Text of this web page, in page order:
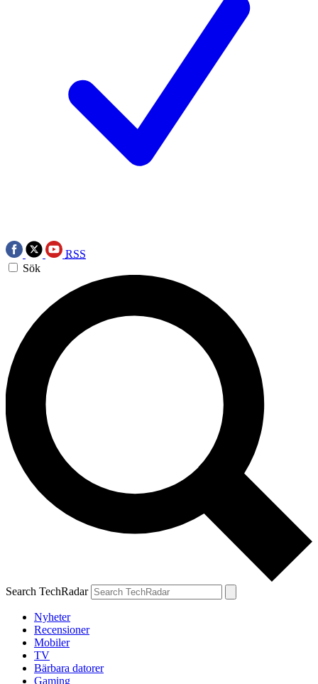
RSS
Sök
Search TechRadar
Nyheter
Recensioner
Mobiler
TV
Bärbara datorer
Gaming